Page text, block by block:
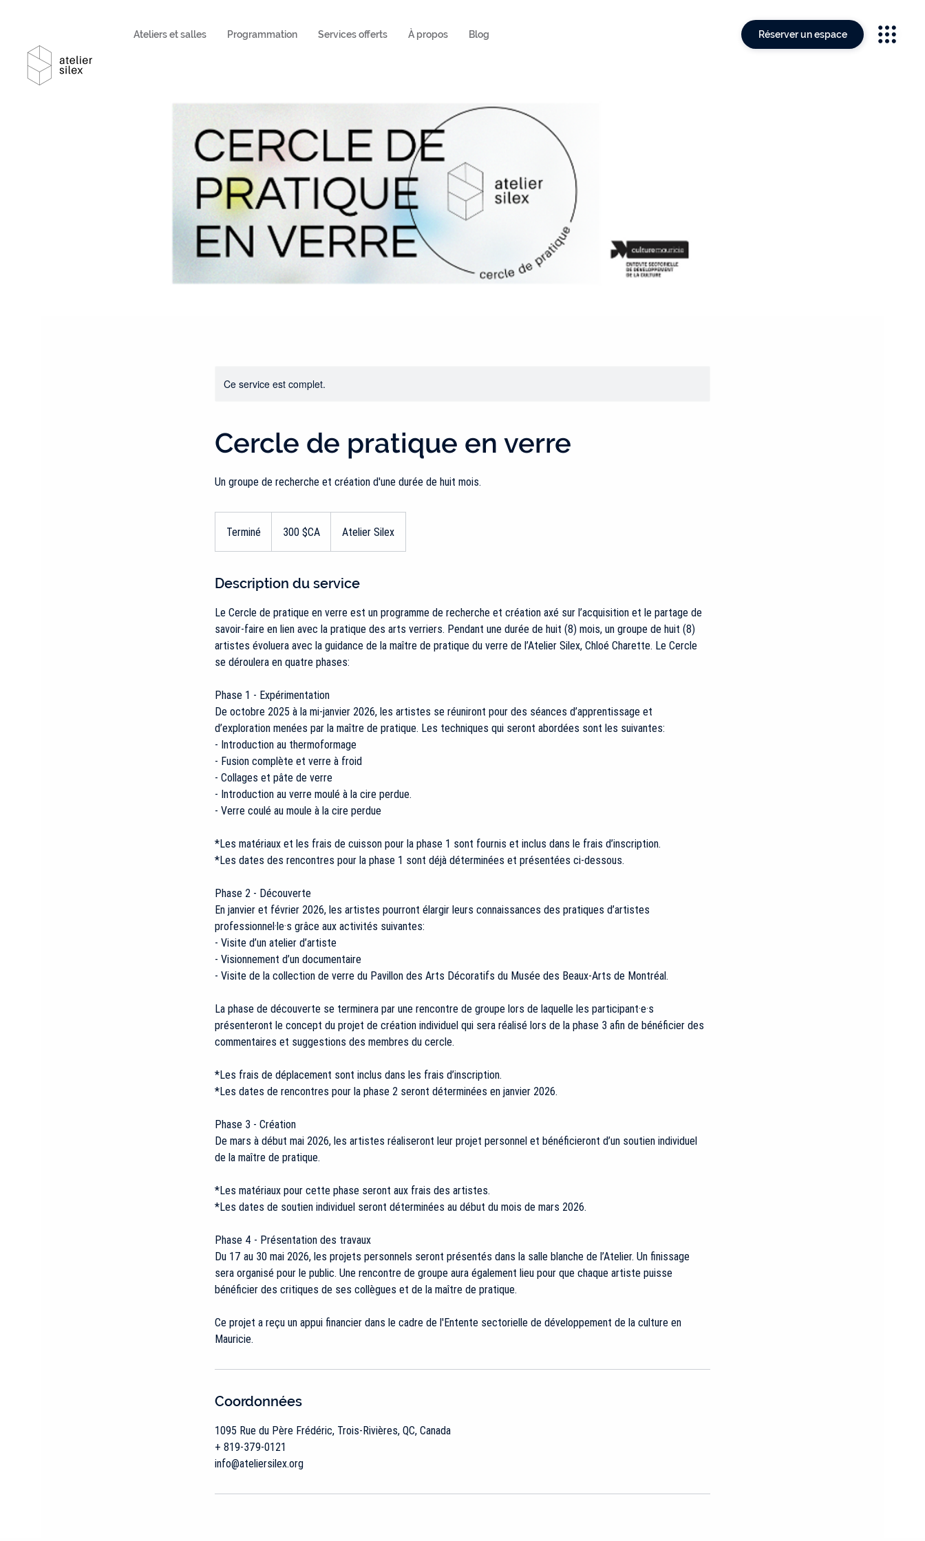
Ateliers et salles Programmation Services offerts À propos Blog Réserver un espace
Ce service est complet.
Cercle de pratique en verre
Un groupe de recherche et création d'une durée de huit mois.
Terminé
e
m
n
é
canadiens
300 $CA Atelier Silex
Description du service
Le Cercle de pratique en verre est un programme de recherche et création axé sur l’acquisition et le partage de
savoir-faire en lien avec la pratique des arts verriers. Pendant une durée de huit (8) mois, un groupe de huit (8)
artistes évoluera avec la guidance de la maître de pratique du verre de l’Atelier Silex, Chloé Charette. Le Cercle
se déroulera en quatre phases:
Phase 1 - Expérimentation
De octobre 2025 à la mi-janvier 2026, les artistes se réuniront pour des séances d’apprentissage et
d’exploration menées par la maître de pratique. Les techniques qui seront abordées sont les suivantes:
- Introduction au thermoformage
- Fusion complète et verre à froid
- Collages et pâte de verre
- Introduction au verre moulé à la cire perdue.
- Verre coulé au moule à la cire perdue
*Les matériaux et les frais de cuisson pour la phase 1 sont fournis et inclus dans le frais d’inscription.
*Les dates des rencontres pour la phase 1 sont déjà déterminées et présentées ci-dessous.
Phase 2 - Découverte
En janvier et février 2026, les artistes pourront élargir leurs connaissances des pratiques d’artistes
professionnel·le·s grâce aux activités suivantes:
- Visite d’un atelier d’artiste
- Visionnement d’un documentaire
- Visite de la collection de verre du Pavillon des Arts Décoratifs du Musée des Beaux-Arts de Montréal.
La phase de découverte se terminera par une rencontre de groupe lors de laquelle les participant·e·s
présenteront le concept du projet de création individuel qui sera réalisé lors de la phase 3 afin de bénéficier des
commentaires et suggestions des membres du cercle.
*Les frais de déplacement sont inclus dans les frais d’inscription.
*Les dates de rencontres pour la phase 2 seront déterminées en janvier 2026.
Phase 3 - Création
De mars à début mai 2026, les artistes réaliseront leur projet personnel et bénéficieront d’un soutien individuel
de la maître de pratique.
*Les matériaux pour cette phase seront aux frais des artistes.
*Les dates de soutien individuel seront déterminées au début du mois de mars 2026.
Phase 4 - Présentation des travaux
Du 17 au 30 mai 2026, les projets personnels seront présentés dans la salle blanche de l’Atelier. Un finissage
sera organisé pour le public. Une rencontre de groupe aura également lieu pour que chaque artiste puisse
bénéficier des critiques de ses collègues et de la maître de pratique.
Ce projet a reçu un appui financier dans le cadre de l'Entente sectorielle de développement de la culture en
Coordonnées
1095 Rue du Père Frédéric, Trois-Rivières, QC, Canada
+ 819-379-0121
info@ateliersilex.org